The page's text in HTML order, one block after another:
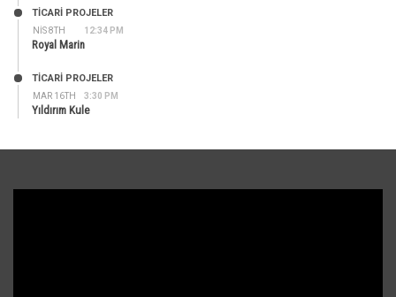
NIS 8TH 12:34 PM
TİCARİ PROJELER
Royal Marin
MAR 16TH 3:30 PM
TİCARİ PROJELER
Yıldırım Kule